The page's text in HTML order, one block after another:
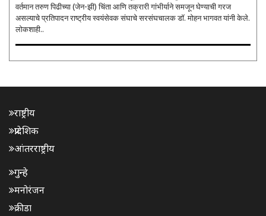
वर्तमान तरुण पिढीच्या (जेन-झी) चिंता आणि तक्रारी गांभीर्याने समजून घेण्याची गरज
असल्याचे प्रतिपादन राष्ट्रीय स्वयंसेवक संघाचे सरसंघचालक डॉ. मोहन भागवत यांनी केले.
लोकशाही..
राष्ट्रीय
प्रादेशिक
आंतरराष्ट्रीय
गुन्हे
मनोरंजन
क्रीडा